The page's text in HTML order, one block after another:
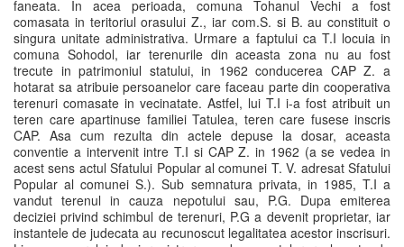
faneata. In acea perioada, comuna Tohanul Vechi a fost
comasata in teritoriul orasului Z., iar com.S. si B. au constituit o
singura unitate administrativa. Urmare a faptului ca T.I locuia in
comuna Sohodol, iar terenurile din aceasta zona nu au fost
trecute in patrimoniul statului, in 1962 conducerea CAP Z. a
hotarat sa atribuie persoanelor care faceau parte din cooperativa
terenuri comasate in vecinatate. Astfel, lui T.I i-a fost atribuit un
teren care apartinuse familiei Tatulea, teren care fusese inscris
CAP. Asa cum rezulta din actele depuse la dosar, aceasta
conventie a intervenit intre T.I si CAP Z. in 1962 (a se vedea in
acest sens actul Sfatului Popular al comunei T. V. adresat Sfatului
Popular al comunei S.). Sub semnatura privata, in 1985, T.I a
vandut terenul in cauza nepotului sau, P.G. Dupa emiterea
deciziei privind schimbul de terenuri, P.G a devenit proprietar, iar
instantele de judecata au recunoscut legalitatea acestor inscrisuri.